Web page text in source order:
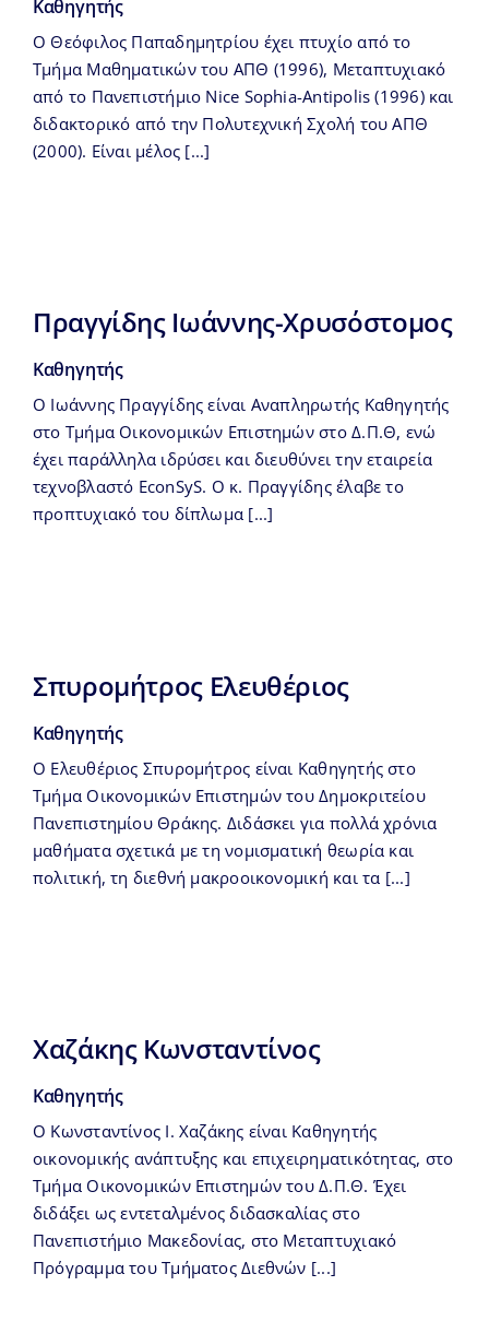
Καθηγητής
Ο Θεόφιλος Παπαδημητρίου έχει πτυχίο από το
Τμήμα Μαθηματικών του ΑΠΘ (1996), Μεταπτυχιακό
από το Πανεπιστήμιο Nice Sophia-Antipolis (1996) και
διδακτορικό από την Πολυτεχνική Σχολή του ΑΠΘ
(2000). Είναι μέλος [...]
Πραγγίδης Ιωάννης-Χρυσόστομος
Καθηγητής
Ο Ιωάννης Πραγγίδης είναι Αναπληρωτής Καθηγητής
στο Τμήμα Οικονομικών Επιστημών στο Δ.Π.Θ, ενώ
έχει παράλληλα ιδρύσει και διευθύνει την εταιρεία
τεχνοβλαστό EconSyS. Ο κ. Πραγγίδης έλαβε το
προπτυχιακό του δίπλωμα [...]
Σπυρομήτρος Ελευθέριος
Καθηγητής
Ο Ελευθέριος Σπυρομήτρος είναι Καθηγητής στο
Τμήμα Οικονομικών Επιστημών του Δημοκριτείου
Πανεπιστημίου Θράκης. Διδάσκει για πολλά χρόνια
μαθήματα σχετικά με τη νομισματική θεωρία και
πολιτική, τη διεθνή μακροοικονομική και τα [...]
Χαζάκης Κωνσταντίνος
Καθηγητής
Ο Κωνσταντίνος Ι. Χαζάκης είναι Καθηγητής
οικονομικής ανάπτυξης και επιχειρηματικότητας, στο
Τμήμα Οικονομικών Επιστημών του Δ.Π.Θ. Έχει
διδάξει ως εντεταλμένος διδασκαλίας στο
Πανεπιστήμιο Μακεδονίας, στο Μεταπτυχιακό
Πρόγραμμα του Τμήματος Διεθνών [...]